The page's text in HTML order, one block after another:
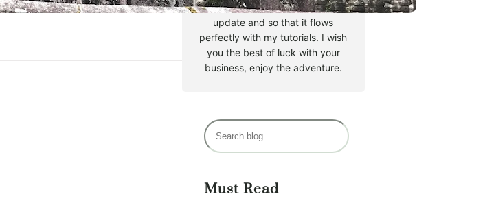
made it so it is super easy to
update and so that it flows
perfectly with my tutorials. I wish
you the best of luck with your
business, enjoy the adventure.
B
u
c
Must Read